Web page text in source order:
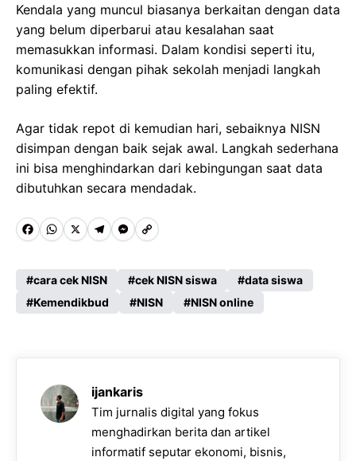
Kendala yang muncul biasanya berkaitan dengan data
yang belum diperbarui atau kesalahan saat
memasukkan informasi. Dalam kondisi seperti itu,
komunikasi dengan pihak sekolah menjadi langkah
paling efektif.
Agar tidak repot di kemudian hari, sebaiknya NISN
disimpan dengan baik sejak awal. Langkah sederhana
ini bisa menghindarkan dari kebingungan saat data
dibutuhkan secara mendadak.
F
c
e
o
W
a
t
A
p
p
X T
l
e
r
a
m
M
s
s
n
g
e
r
C
p
y
i
n
k
cara cek NISN cek NISN siswa
data siswa
Kemendikbud
NISN NISN online
ijankaris
Tim jurnalis digital yang fokus
menghadirkan berita dan artikel
informatif seputar ekonomi, bisnis,